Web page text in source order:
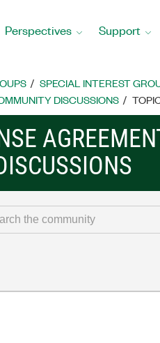
Perspectives Support
SPECIAL INTEREST
DISCUSSIONS